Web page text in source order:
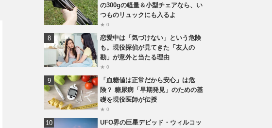
の300gの軽量＆小型チェアなら、い
つものリュックにも入るよ
★ 0
恋愛中は「気づけない」という危険
も。現役探偵が見てきた「友人の
勘」が意外と当たる理由
★ 0
「血糖値は正常だから安心」は危
険？ 糖尿病「早期発見」のための基
礎を現役医師が伝授
★ 0
UFO界の巨星デビッド・ウィルコッ